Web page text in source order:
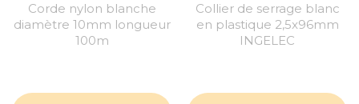
Corde nylon blanche
diamètre 10mm longueur
100m
Collier de serrage blanc
en plastique 2,5x96mm
INGELEC